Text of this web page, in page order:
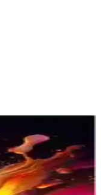
ve tercih